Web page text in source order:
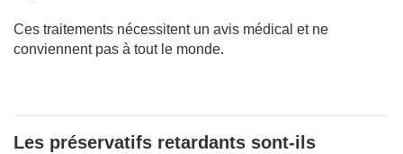
Ces traitements nécessitent un avis médical et ne
conviennent pas à tout le monde.
Les préservatifs retardants sont-ils